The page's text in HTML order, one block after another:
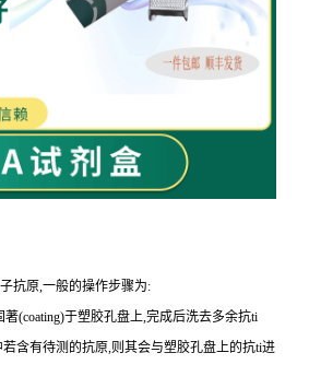
抗原,一般的操作步骤为:
著(coating)于塑胶孔盘上,完成后洗去多余抗ti
含有待测的抗原,则其会与塑胶孔盘上的抗ti进